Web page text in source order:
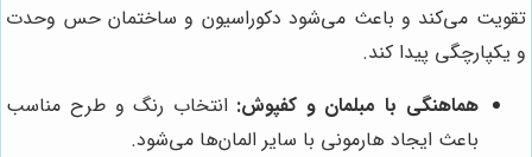
تقویت می‌کند و باعث می‌شود دکوراسیون و ساختمان حس وحدت
و یکپارچگی پیدا کند.
هماهنگی با مبلمان و کفپوش: انتخاب رنگ و طرح مناسب
باعث ایجاد هارمونی با سایر المان‌ها می‌شود.